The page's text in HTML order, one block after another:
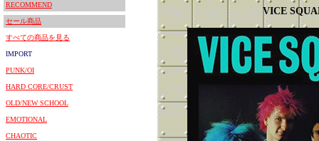
RECOMMEND
セール商品
すべての商品を見る
IMPORT
PUNK/OI
HARD CORE/CRUST
OLD/NEW SCHOOL
EMOTIONAL
CHAOTIC
VICE